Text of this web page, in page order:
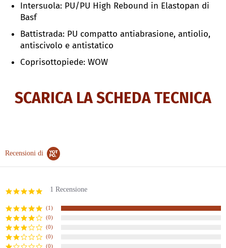
Intersuola: PU/PU High Rebound in Elastopan di
Basf
Battistrada: PU compatto antiabrasione, antiolio,
antiscivolo e antistatico
Coprisottopiede: WOW
SCARICA LA SCHEDA TECNICA
Recensioni di
5.0
rating
1 Recensione
(1)
(0)
(0)
(0)
(0)